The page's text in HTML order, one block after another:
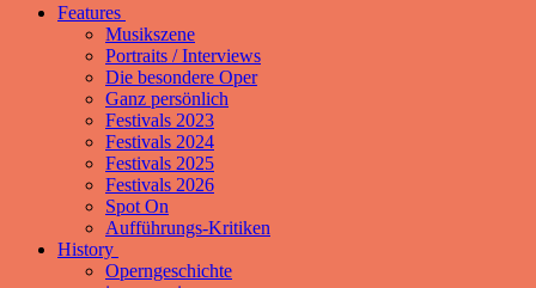
Features
Musikszene
Portraits / Interviews
Die besondere Oper
Ganz persönlich
Festivals 2023
Festivals 2024
Festivals 2025
Festivals 2026
Spot On
Aufführungs-Kritiken
History
Operngeschichte